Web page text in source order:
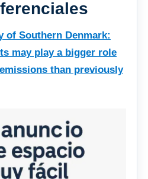
of Southern Denmark:
may play a bigger role
than previously